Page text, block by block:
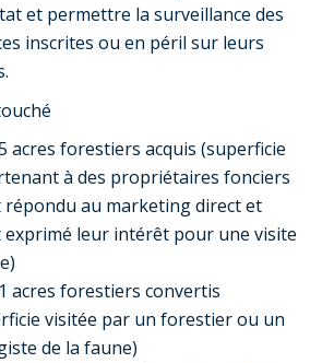
et permettre la surveillance des
inscrites ou en péril sur leurs
acres forestiers acquis (superficie
à des propriétaires fonciers
répondu au marketing direct et
exprimé leur intérêt pour une visite
acres forestiers convertis
visitée par un forestier ou un
de la faune)